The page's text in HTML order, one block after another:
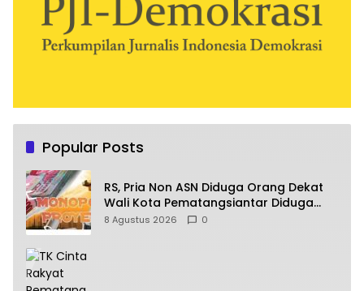
Popular Posts
RS, Pria Non ASN Diduga Orang Dekat
Wali Kota Pematangsiantar Diduga
Bagi Bagi Proyek ke Kontraktor
8 Agustus 2026 0